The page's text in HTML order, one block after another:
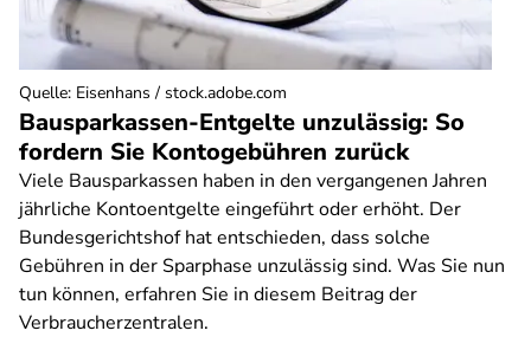
Bausparkassen-Entgelte unzulässig: So
fordern Sie Kontogebühren zurück
Viele Bausparkassen haben in den vergangenen Jahren
jährliche Kontoentgelte eingeführt oder erhöht. Der
Bundesgerichtshof hat entschieden, dass solche
Gebühren in der Sparphase unzulässig sind. Was Sie nun
tun können, erfahren Sie in diesem Beitrag der
Verbraucherzentralen.
Quelle: Eisenhans / stock.adobe.com